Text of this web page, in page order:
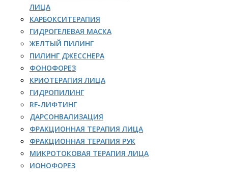
ЛИЦА
КАРБОКСИТЕРАПИЯ
ГИДРОГЕЛЕВАЯ МАСКА
ЖЕЛТЫЙ ПИЛИНГ
ПИЛИНГ ДЖЕССНЕРА
ФОНОФОРЕЗ
КРИОТЕРАПИЯ ЛИЦА
ГИДРОПИЛИНГ
RF-ЛИФТИНГ
ДАРСОНВАЛИЗАЦИЯ
ФРАКЦИОННАЯ ТЕРАПИЯ ЛИЦА
ФРАКЦИОННАЯ ТЕРАПИЯ РУК
МИКРОТОКОВАЯ ТЕРАПИЯ ЛИЦА
ИОНОФОРЕЗ